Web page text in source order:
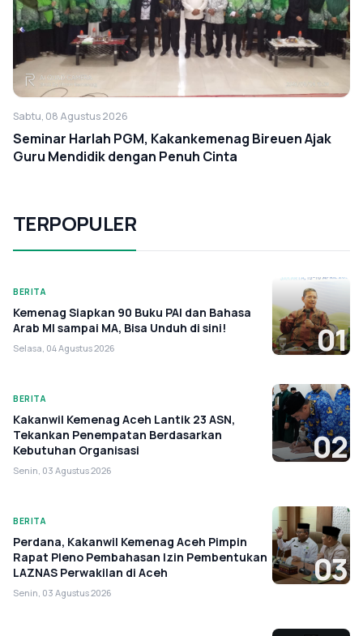
Sabtu, 08 Agustus 2026
Seminar Harlah PGM, Kakankemenag Bireuen Ajak
Guru Mendidik dengan Penuh Cinta
TERPOPULER
BERITA
Kemenag Siapkan 90 Buku PAI dan Bahasa
Arab MI sampai MA, Bisa Unduh di sini!
Selasa, 04 Agustus 2026 01
BERITA
Kakanwil Kemenag Aceh Lantik 23 ASN,
Tekankan Penempatan Berdasarkan
Kebutuhan Organisasi
Senin, 03 Agustus 2026
02
BERITA
Perdana, Kakanwil Kemenag Aceh Pimpin
Rapat Pleno Pembahasan Izin Pembentukan
LAZNAS Perwakilan di Aceh
Senin, 03 Agustus 2026
03